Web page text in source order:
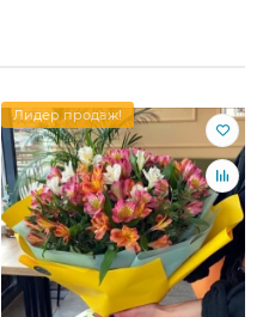
Лидер продаж!